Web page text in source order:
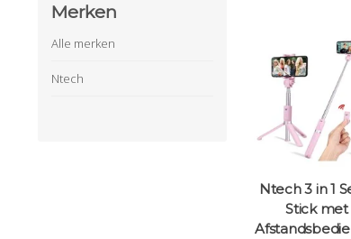
Merken
Alle merken
Ntech
Ntech 3 in 1
Stick met